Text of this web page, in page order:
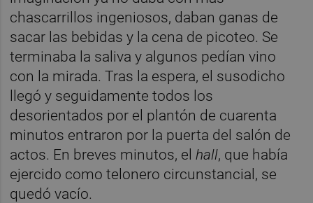
chascarrillos ingeniosos, daban ganas de
sacar las bebidas y la cena de picoteo. Se
terminaba la saliva y algunos pedían vino
con la mirada. Tras la espera, el susodicho
llegó y seguidamente todos los
desorientados por el plantón de cuarenta
minutos entraron por la puerta del salón de
actos. En breves minutos, elhall, que había
ejercido como telonero circunstancial, se
quedó vacío.